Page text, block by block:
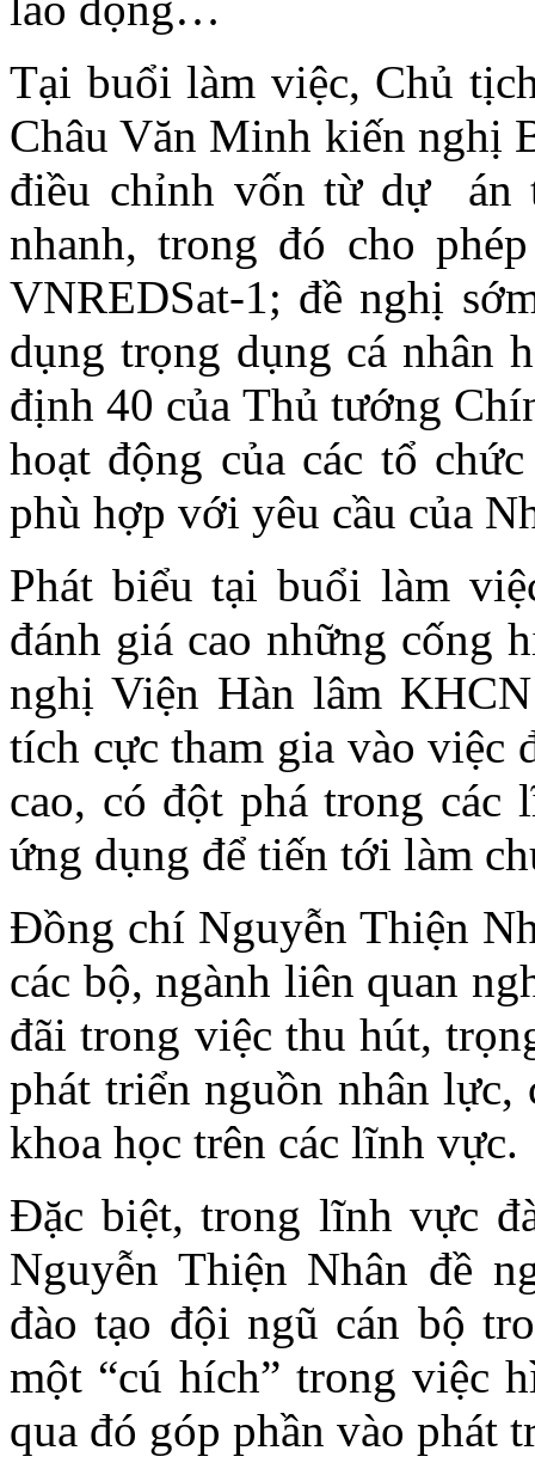
Tại buổi làm việc, Chủ
Châu Văn Minh kiến nghị
điều chỉnh vốn từ dự án
nhanh, trong đó cho
VNREDSat-1; đề nghị
dụng trọng dụng cá nhân
định 40 của Thủ tướng
hoạt động của các tổ
phù hợp với yêu cầu của
Phát biểu tại buổi làm
đánh giá cao những cống
nghị Viện Hàn lâm
tích cực tham gia vào việc
cao, có đột phá trong các
ứng dụng để tiến tới làm
Đồng chí Nguyễn Thiện
các bộ, ngành liên quan
đãi trong việc thu hút,
phát triển nguồn nhân lực,
khoa học trên các lĩnh vực.
Đặc biệt, trong lĩnh vực
Nguyễn Thiện Nhân đề
đào tạo đội ngũ cán bộ
một “cú hích” trong việc
qua đó góp phần vào phát